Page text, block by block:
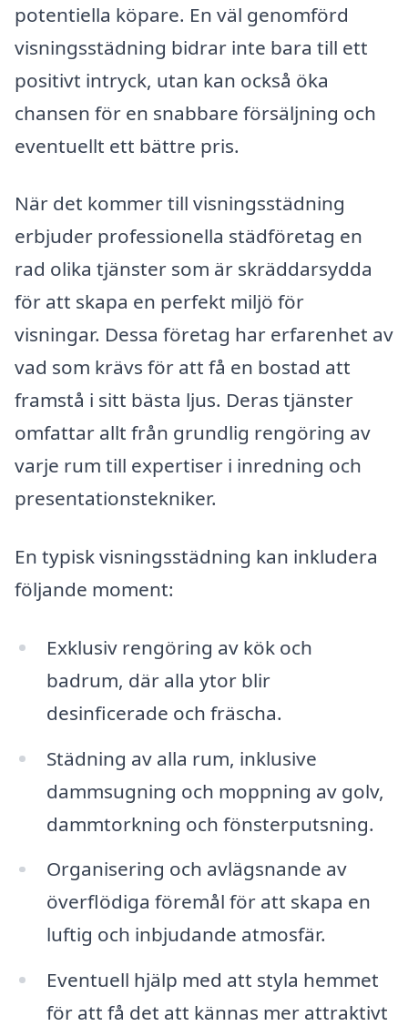
potentiella köpare. En väl genomförd
visningsstädning bidrar inte bara till ett
positivt intryck, utan kan också öka
chansen för en snabbare försäljning och
eventuellt ett bättre pris.
När det kommer till visningsstädning
erbjuder professionella städföretag en
rad olika tjänster som är skräddarsydda
för att skapa en perfekt miljö för
visningar. Dessa företag har erfarenhet av
vad som krävs för att få en bostad att
framstå i sitt bästa ljus. Deras tjänster
omfattar allt från grundlig rengöring av
varje rum till expertiser i inredning och
presentationstekniker.
En typisk visningsstädning kan inkludera
följande moment:
Exklusiv rengöring av kök och
badrum, där alla ytor blir
desinficerade och fräscha.
Städning av alla rum, inklusive
dammsugning och moppning av golv,
dammtorkning och fönsterputsning.
Organisering och avlägsnande av
överflödiga föremål för att skapa en
luftig och inbjudande atmosfär.
Eventuell hjälp med att styla hemmet
för att få det att kännas mer attraktivt